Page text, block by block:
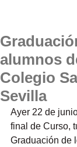
alumnos
Colegio
Sevilla
Ayer 22 de
final de Curso,
Graduación de